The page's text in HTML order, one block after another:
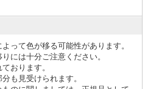
って色が移る可能性があります。
には十分ご注意ください。
おります。
も見受けられます。